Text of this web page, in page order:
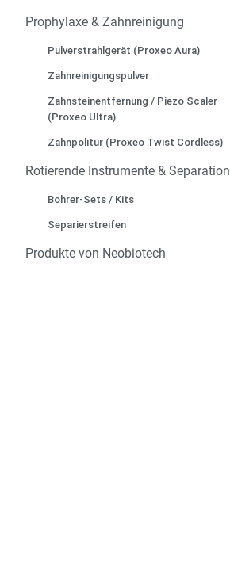
Prophylaxe & Zahnreinigung
Pulverstrahlgerät (Proxeo Aura)
Zahnreinigungspulver
Zahnsteinentfernung / Piezo Scaler
(Proxeo Ultra)
Zahnpolitur (Proxeo Twist Cordless)
Rotierende Instrumente & Separation
Bohrer-Sets / Kits
Separierstreifen
Produkte von Neobiotech